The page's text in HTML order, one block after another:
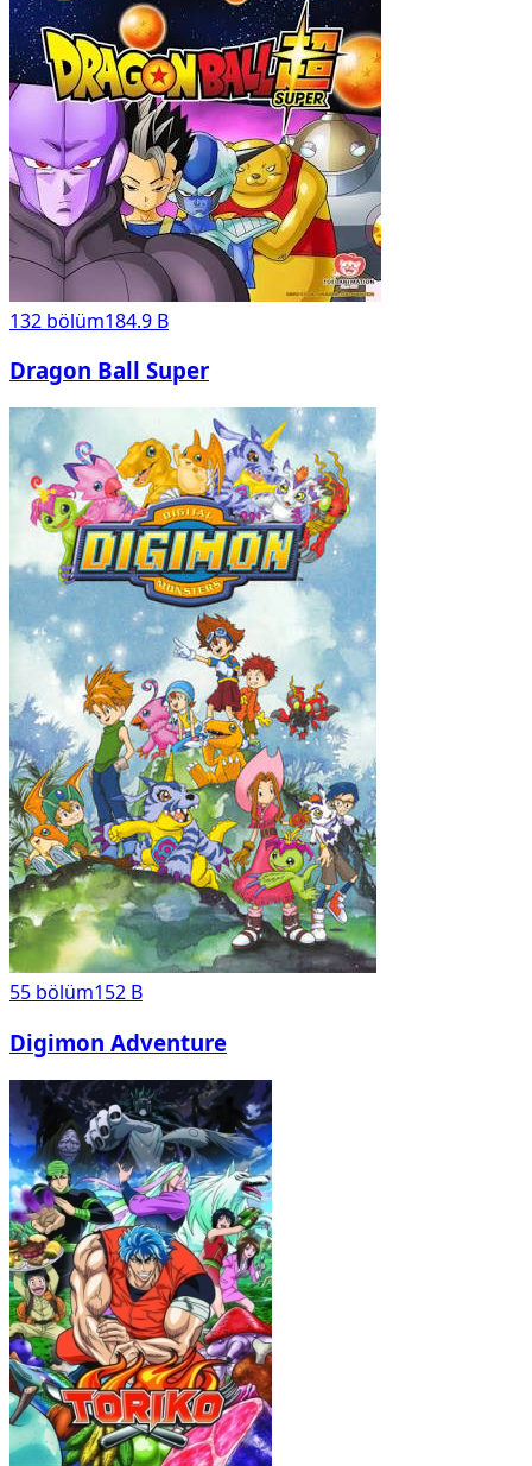
132 bölüm184.9 B
Dragon Ball Super
55 bölüm152 B
Digimon Adventure